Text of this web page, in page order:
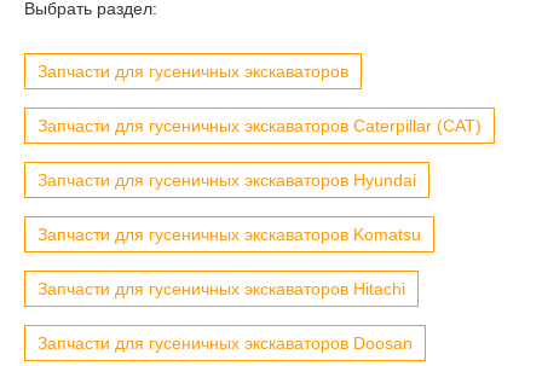
Выбрать раздел:
Запчасти для гусеничных экскаваторов
Запчасти для гусеничных экскаваторов Caterpillar (CAT)
Запчасти для гусеничных экскаваторов Hyundai
Запчасти для гусеничных экскаваторов Komatsu
Запчасти для гусеничных экскаваторов Hitachi
Запчасти для гусеничных экскаваторов Doosan